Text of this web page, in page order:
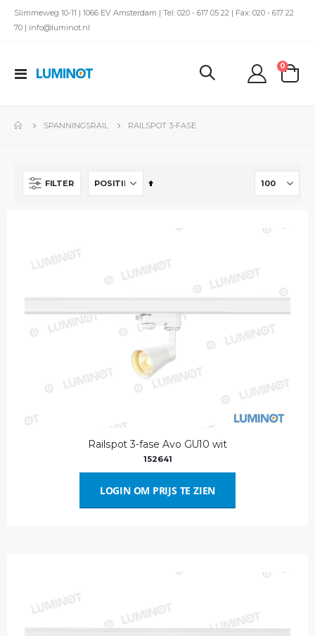
Slimmeweg 10-11 | 1066 EV Amsterdam | Tel: 020 - 617 05 22 | Fax: 020 - 617 22
70 | info@luminot.nl
Toggle
kar
0
SPANNINGSRAIL RAILSPOT 3-FASE
FILTER
Van
Railspot 3-fase Avo GU10 wit
152641
LOGIN OM PRIJS TE ZIEN